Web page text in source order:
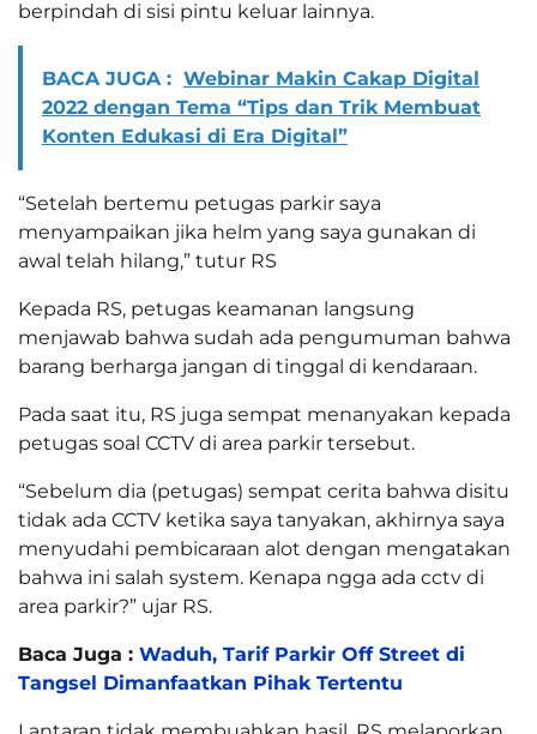
berpindah di sisi pintu keluar lainnya.
BACA JUGA : Webinar Makin Cakap Digital
2022 dengan Tema “Tips dan Trik Membuat
Konten Edukasi di Era Digital”
“Setelah bertemu petugas parkir saya
menyampaikan jika helm yang saya gunakan di
awal telah hilang,” tutur RS
Kepada RS, petugas keamanan langsung
menjawab bahwa sudah ada pengumuman bahwa
barang berharga jangan di tinggal di kendaraan.
Pada saat itu, RS juga sempat menanyakan kepada
petugas soal CCTV di area parkir tersebut.
“Sebelum dia (petugas) sempat cerita bahwa disitu
tidak ada CCTV ketika saya tanyakan, akhirnya saya
menyudahi pembicaraan alot dengan mengatakan
bahwa ini salah system. Kenapa ngga ada cctv di
area parkir?” ujar RS.
Baca Juga : Waduh, Tarif Parkir Off Street di
Tangsel Dimanfaatkan Pihak Tertentu